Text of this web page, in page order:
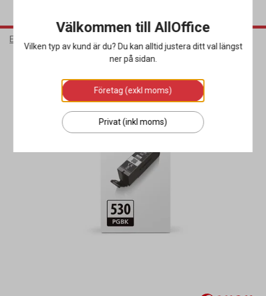
Elektronik
Välkommen till AllOffice
Vilken typ av kund är du? Du kan alltid justera ditt val längst
ner på sidan.
Företag (exkl moms)
Privat (inkl moms)